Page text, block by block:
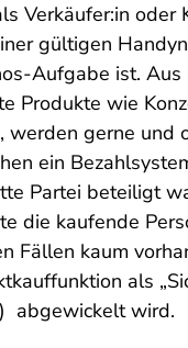
Verkäufer:in
gültigen
Aufgabe ist.
wie
gerne und
ein
Partei beteiligt
die kaufende
kaum
als
abgewickelt wird.